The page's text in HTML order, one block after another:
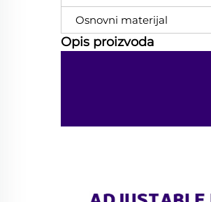
Osnovni materijal
Opis proizvoda